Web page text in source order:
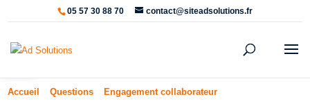
Ouvrir la barre d’outils
05 57 30 88 70 contact@siteadsolutions.fr
Accueil Questions Engagement collaborateur